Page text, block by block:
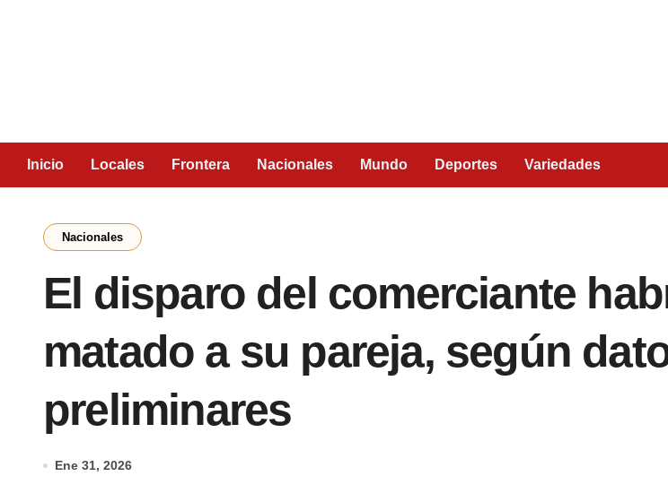
Inicio Locales Frontera Nacionales Mundo Deportes Variedades
Nacionales
El disparo del comerciante
matado a su pareja, según
preliminares
Ene 31, 2026